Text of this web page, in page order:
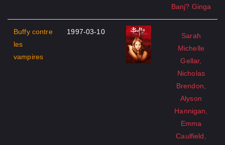
Banj? Ginga
Buffy contre
les
vampires
1997-03-10
Sarah
Michelle
Gellar,
Nicholas
Brendon,
Alyson
Hannigan,
Emma
Caulfield,